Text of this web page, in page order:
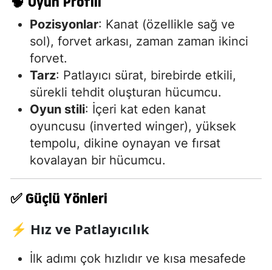
Pozisyonlar: Kanat (özellikle sağ ve
sol), forvet arkası, zaman zaman ikinci
forvet.
Tarz: Patlayıcı sürat, birebirde etkili,
sürekli tehdit oluşturan hücumcu.
Oyun stili: İçeri kat eden kanat
oyuncusu (inverted winger), yüksek
tempolu, dikine oynayan ve fırsat
kovalayan bir hücumcu.
✅Güçlü Yönleri
⚡ Hız ve Patlayıcılık
İlk adımı çok hızlıdır ve kısa mesafede